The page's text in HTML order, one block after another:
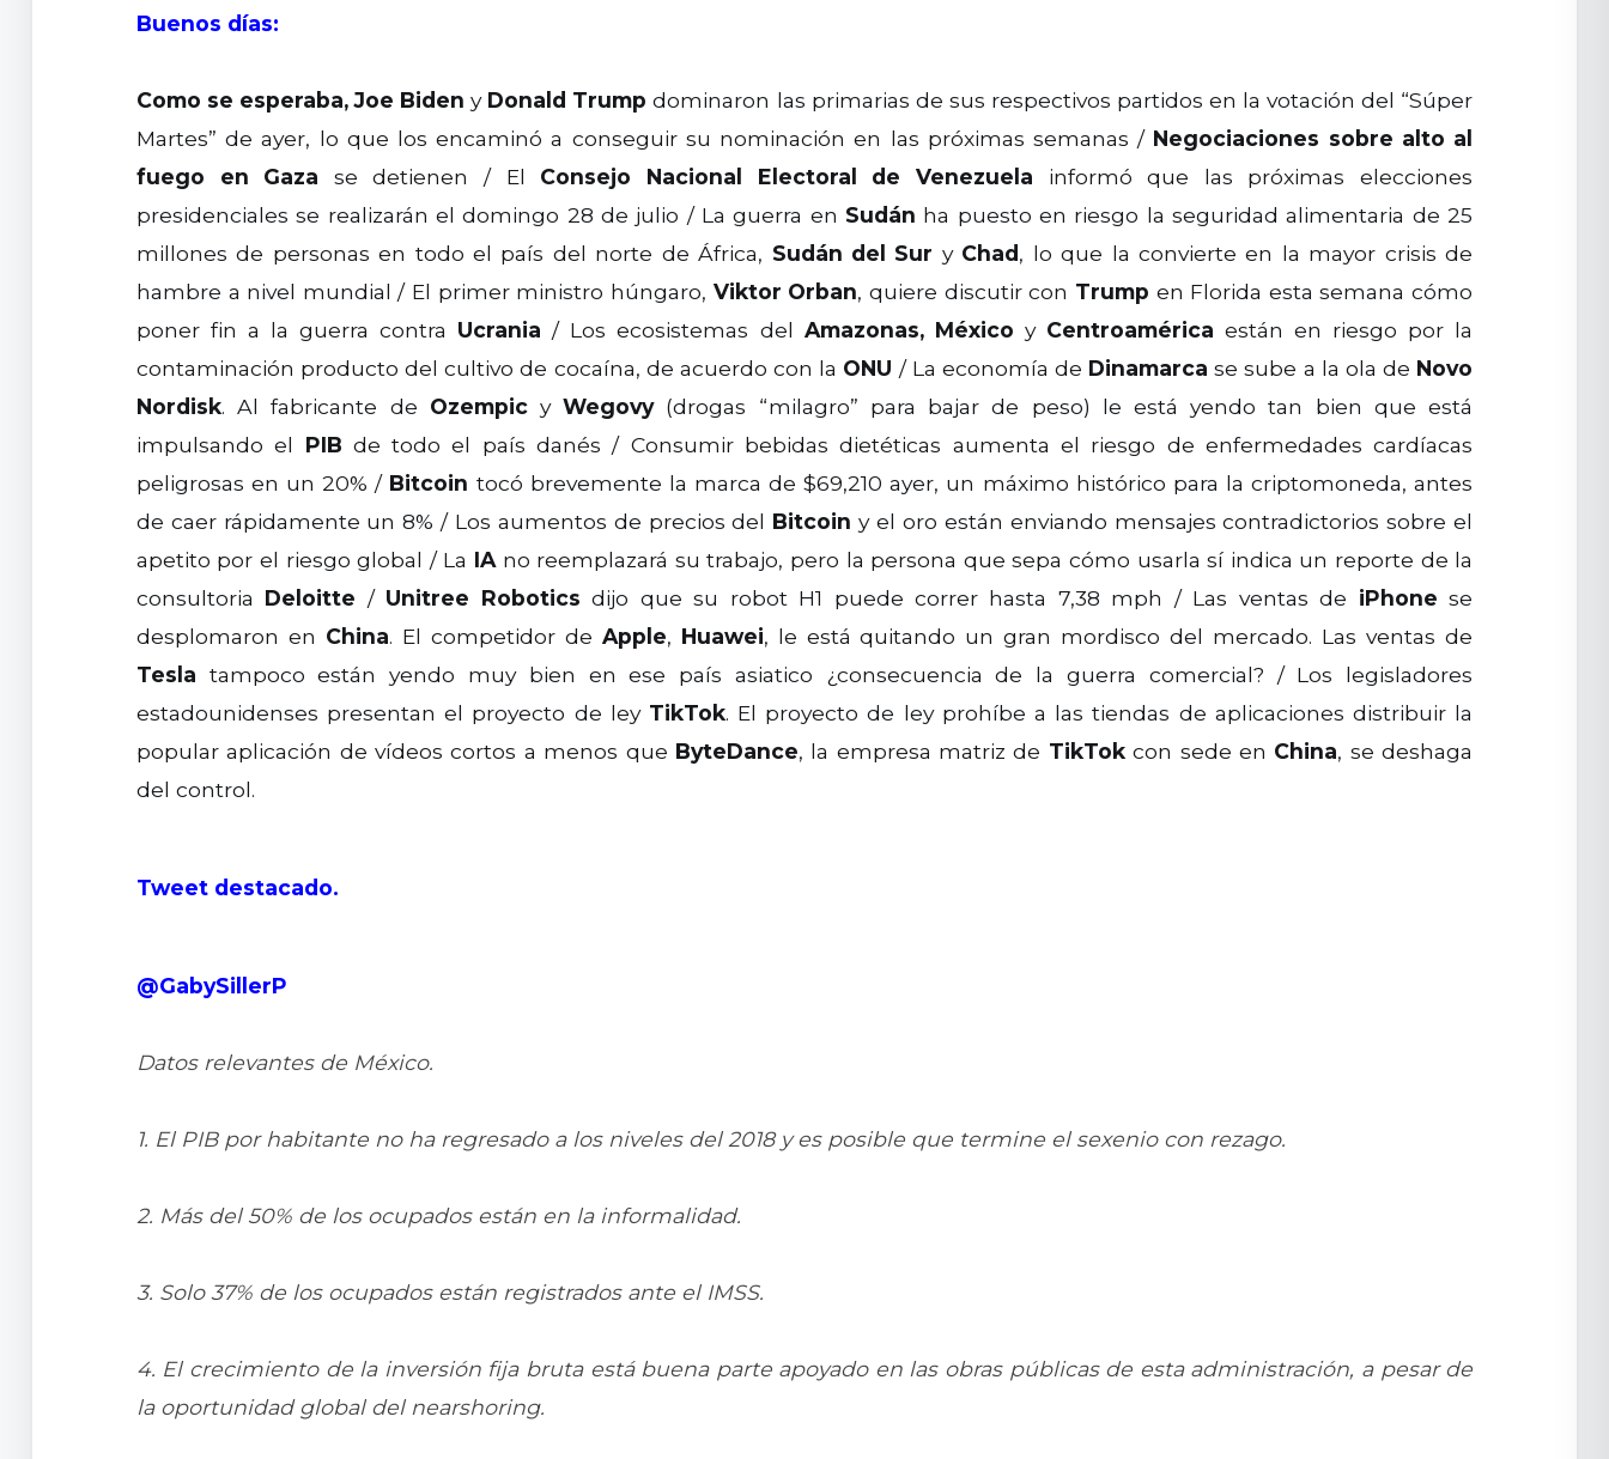
Buenos días:
Como se esperaba, Joe Biden y Donald Trump dominaron las primarias de sus respectivos partidos en la votación del “Súper
Martes” de ayer, lo que los encaminó a conseguir su nominación en las próximas semanas / Negociaciones sobre alto al
fuego en Gaza se detienen / El Consejo Nacional Electoral de Venezuela informó que las próximas elecciones
presidenciales se realizarán el domingo 28 de julio / La guerra en Sudán ha puesto en riesgo la seguridad alimentaria de 25
millones de personas en todo el país del norte de África, Sudán del Sur y Chad, lo que la convierte en la mayor crisis de
hambre a nivel mundial / El primer ministro húngaro, Viktor Orban, quiere discutir con Trump en Florida esta semana cómo
poner fin a la guerra contra Ucrania / Los ecosistemas del Amazonas, México y Centroamérica están en riesgo por la
contaminación producto del cultivo de cocaína, de acuerdo con la ONU / La economía de Dinamarca se sube a la ola de Novo
Nordisk. Al fabricante de OzempicyWegovy(drogas “milagro” para bajar de peso) le está yendo tan bien que está
impulsando el PIB de todo el país danés / Consumir bebidas dietéticas aumenta el riesgo de enfermedades cardíacas
peligrosas en un 20% / Bitcoin tocó brevemente la marca de $69,210 ayer, un máximo histórico para la criptomoneda, antes
de caer rápidamente un 8% / Los aumentos de precios del Bitcoin y el oro están enviando mensajes contradictorios sobre el
apetito por el riesgo global / La IA no reemplazará su trabajo, pero la persona que sepa cómo usarla sí indica un reporte de la
consultoria Deloitte / Unitree Robotics dijo que su robot H1 puede correr hasta 7,38 mph / Las ventas de iPhone se
desplomaron en China. El competidor de Apple, Huawei, le está quitando un gran mordisco del mercado. Las ventas de
Tesla tampoco están yendo muy bien en ese país asiatico ¿consecuencia de la guerra comercial? / Los legisladores
estadounidenses presentan el proyecto de ley TikTok. El proyecto de ley prohíbe a las tiendas de aplicaciones distribuir la
popular aplicación de vídeos cortos a menos que ByteDance, la empresa matriz de TikTokcon sede en China, se deshaga
del control.
Tweet destacado.
@GabySillerP
Datos relevantes de México.
1. El PIB por habitante no ha regresado a los niveles del 2018 y es posible que termine el sexenio con rezago.
2. Más del 50% de los ocupados están en la informalidad.
3. Solo 37% de los ocupados están registrados ante el IMSS.
4. El crecimiento de la inversión fija bruta está buena parte apoyado en las obras públicas de esta administración, a pesar de
la oportunidad global del nearshoring.